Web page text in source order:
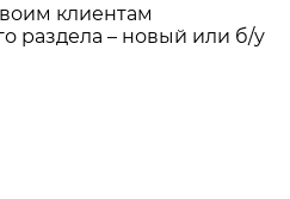
клиентам
раздела – новый или б/у